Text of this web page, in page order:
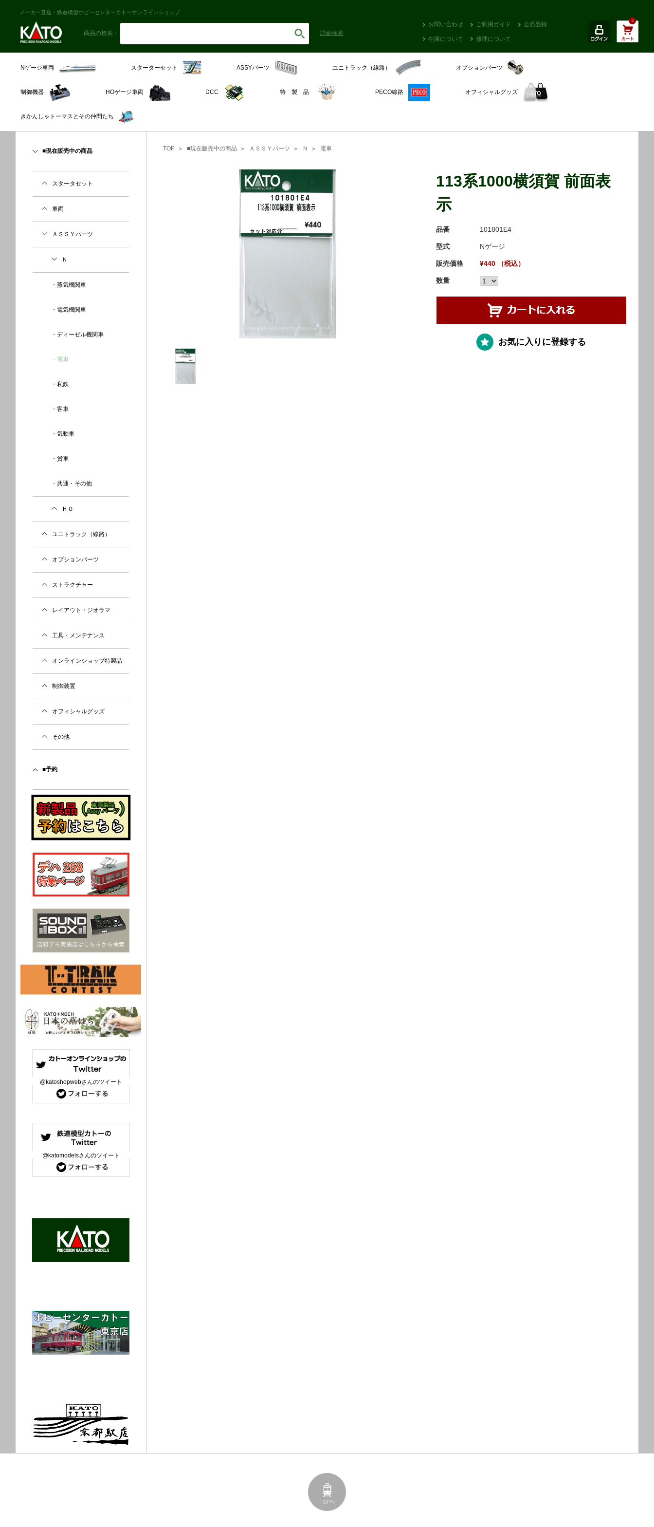
メーカー直送・鉄道模型ホビーセンターカトーオンラインショップ
商品の検索： 詳細検索
お問い合わせ ご利用ガイド 会員登録
在庫について 修理について
0
Nゲージ車両 スターターセット ASSYパーツ ユニトラック（線路） オプションパーツ
制御機器 HOゲージ車両 DCC 特 製 品 PECO線路 オフィシャルグッズ
きかんしゃトーマスとその仲間たち
TOP ■現在販売中の商品 ＡＳＳＹパーツ Ｎ 電車
113系1000横須賀 前面表
示
品番 101801E4
型式 Nゲージ
販売価格 ¥440 （税込）
数量
お気に入りに登録する
■現在販売中の商品
スタータセット
車両
ＡＳＳＹパーツ
Ｎ
蒸気機関車
電気機関車
ディーゼル機関車
電車
私鉄
客車
気動車
貨車
共通・その他
ＨＯ
ユニトラック（線路）
オプションパーツ
ストラクチャー
レイアウト・ジオラマ
工具・メンテナンス
オンラインショップ特製品
制御装置
オフィシャルグッズ
その他
■予約
@katoshopwebさんのツイート
@katomodelsさんのツイート